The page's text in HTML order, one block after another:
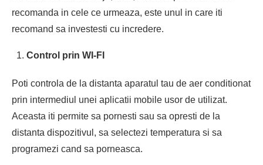
recomanda in cele ce urmeaza, este unul in care iti
recomand sa investesti cu incredere.
Control prin WI-FI
Poti controla de la distanta aparatul tau de aer conditionat
prin intermediul unei aplicatii mobile usor de utilizat.
Aceasta iti permite sa pornesti sau sa opresti de la
distanta dispozitivul, sa selectezi temperatura si sa
programezi cand sa porneasca.